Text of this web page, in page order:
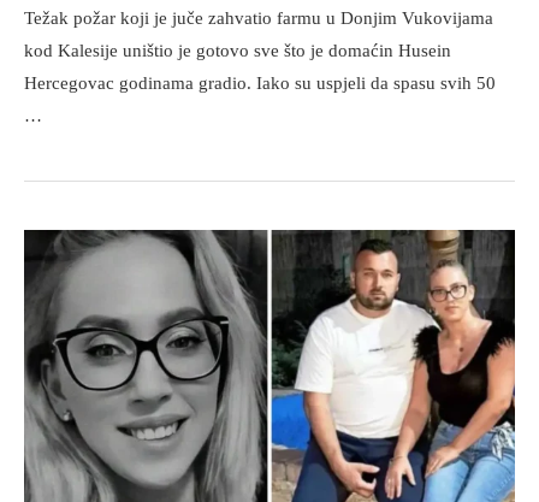
Težak požar koji je juče zahvatio farmu u Donjim Vukovijama
kod Kalesije uništio je gotovo sve što je domaćin Husein
Hercegovac godinama gradio. Iako su uspjeli da spasu svih 50
…